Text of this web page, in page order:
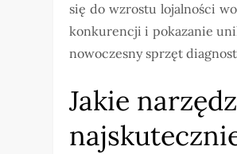
się do wzrostu lojalności
konkurencji i pokazanie
nowoczesny sprzęt
Jakie